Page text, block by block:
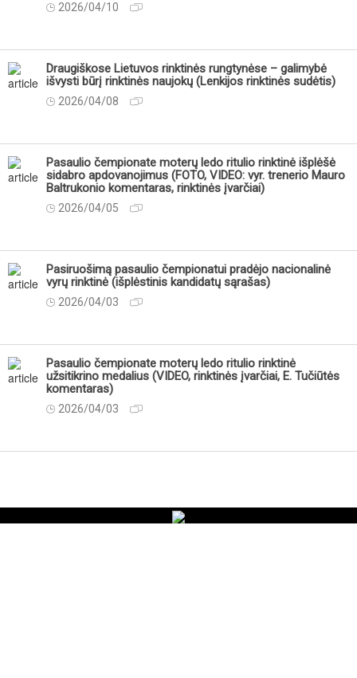
2026/04/10
Draugiškose Lietuvos rinktinės rungtynėse – galimybė
išvysti būrį rinktinės naujokų (Lenkijos rinktinės sudėtis)
2026/04/08
Pasaulio čempionate moterų ledo ritulio rinktinė išplėšė
sidabro apdovanojimus (FOTO, VIDEO: vyr. trenerio Mauro
Baltrukonio komentaras, rinktinės įvarčiai)
2026/04/05
Pasiruošimą pasaulio čempionatui pradėjo nacionalinė
vyrų rinktinė (išplėstinis kandidatų sąrašas)
2026/04/03
Pasaulio čempionate moterų ledo ritulio rinktinė
užsitikrino medalius (VIDEO, rinktinės įvarčiai, E. Tučiūtės
komentaras)
2026/04/03